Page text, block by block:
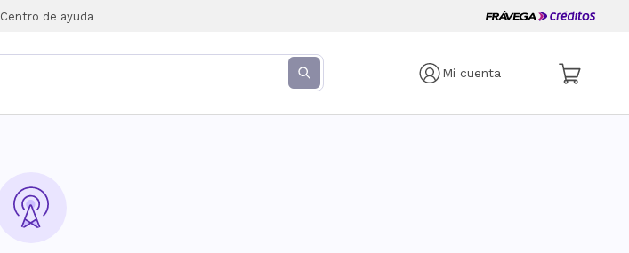
Centro de ayuda
Mi cuenta